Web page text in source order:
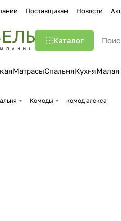
Поставщикам Новости
Каталог
МатрасыСпальняКухня
Комоды комод алекса